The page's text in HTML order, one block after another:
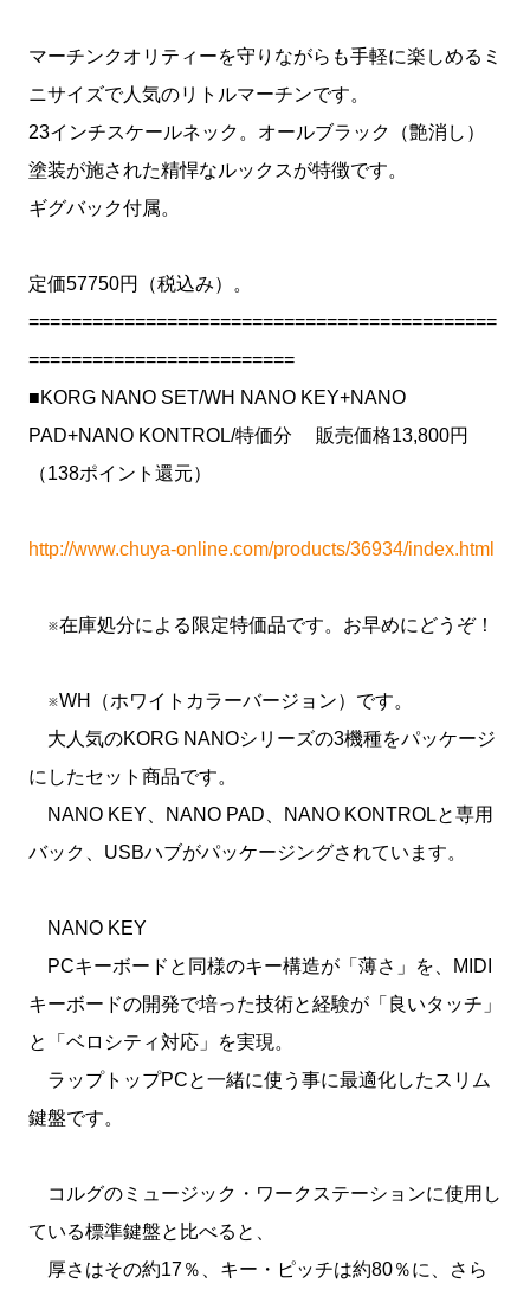
マーチンクオリティーを守りながらも手軽に楽しめるミ
ニサイズで人気のリトルマーチンです。
23インチスケールネック。オールブラック（艶消し）
塗装が施された精悍なルックスが特徴です。
ギグバック付属。
定価57750円（税込み）。
============================================
=========================
■KORG NANO SET/WH NANO KEY+NANO
PAD+NANO KONTROL/特価分 販売価格13,800円
（138ポイント還元）
http://www.chuya-online.com/products/36934/index.html
※在庫処分による限定特価品です。お早めにどうぞ！
※WH（ホワイトカラーバージョン）です。
大人気のKORG NANOシリーズの3機種をパッケージ
にしたセット商品です。
NANO KEY、NANO PAD、NANO KONTROLと専用
バック、USBハブがパッケージングされています。
NANO KEY
PCキーボードと同様のキー構造が「薄さ」を、MIDI
キーボードの開発で培った技術と経験が「良いタッチ」
と「ベロシティ対応」を実現。
ラップトップPCと一緒に使う事に最適化したスリム
鍵盤です。
コルグのミュージック・ワークステーションに使用し
ている標準鍵盤と比べると、
厚さはその約17％、キー・ピッチは約80％に、さら